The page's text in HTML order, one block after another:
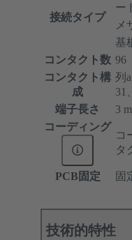
接続タイプ
ー
メ
基
コンタクト数 96
コンタクト構
成
列
31
端子長さ
3
コーディング
コ
タ
PCB固定 固
技術的特性